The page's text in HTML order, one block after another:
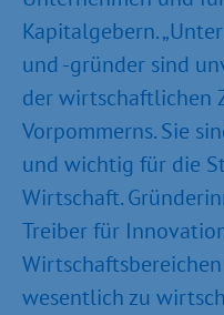
Kapitalgebern.
und -gründer sind
der wirtschaftlichen
Vorpommerns. Sie
und wichtig für die
Wirtschaft.
Treiber für
wesentlich zu